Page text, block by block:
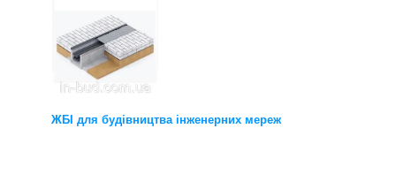
ЖБІ для будівництва інженерних мереж